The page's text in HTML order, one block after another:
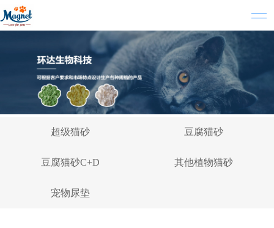
超级猫砂 豆腐猫砂
豆腐猫砂C+D 其他植物猫砂
宠物尿垫